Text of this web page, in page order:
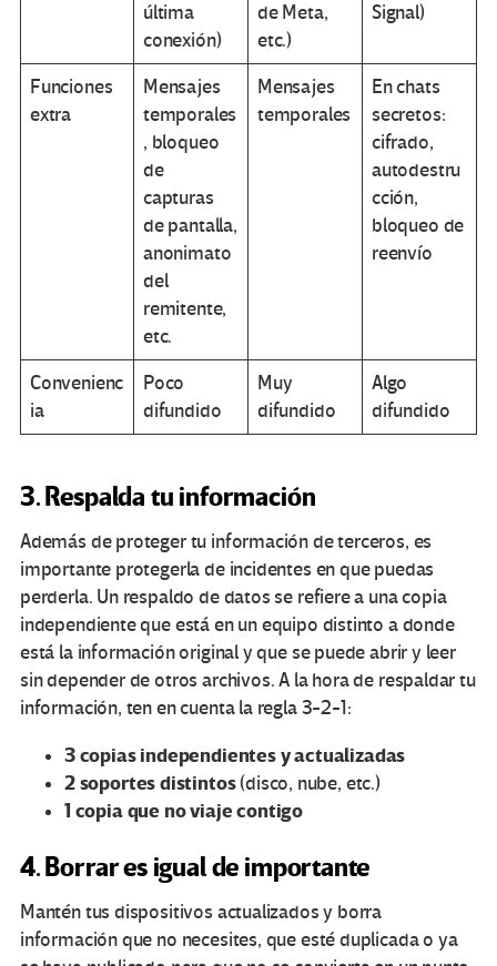
última
conexión)
de Meta,
etc.)
Signal)
Funciones
extra
Mensajes
temporales
, bloqueo
de
capturas
de pantalla,
anonimato
del
remitente,
etc.
Mensajes
temporales
En chats
secretos:
cifrado,
autodestru
cción,
bloqueo de
reenvío
Convenienc
ia
Poco
difundido
Muy
difundido
Algo
difundido
3. Respalda tu información
Además de proteger tu información de terceros, es
importante protegerla de incidentes en que puedas
perderla. Un respaldo de datos se refiere a una copia
independiente que está en un equipo distinto a donde
está la información original y que se puede abrir y leer
sin depender de otros archivos. A la hora de respaldar tu
información, ten en cuenta la regla 3-2-1:
3 copias independientes y actualizadas
2 soportes distintos(disco, nube, etc.)
1 copia que no viaje contigo
4. Borrar es igual de importante
Mantén tus dispositivos actualizados y borra
información que no necesites, que esté duplicada o ya